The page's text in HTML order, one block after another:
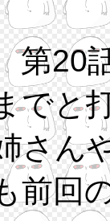
20話
でと
さん
前回